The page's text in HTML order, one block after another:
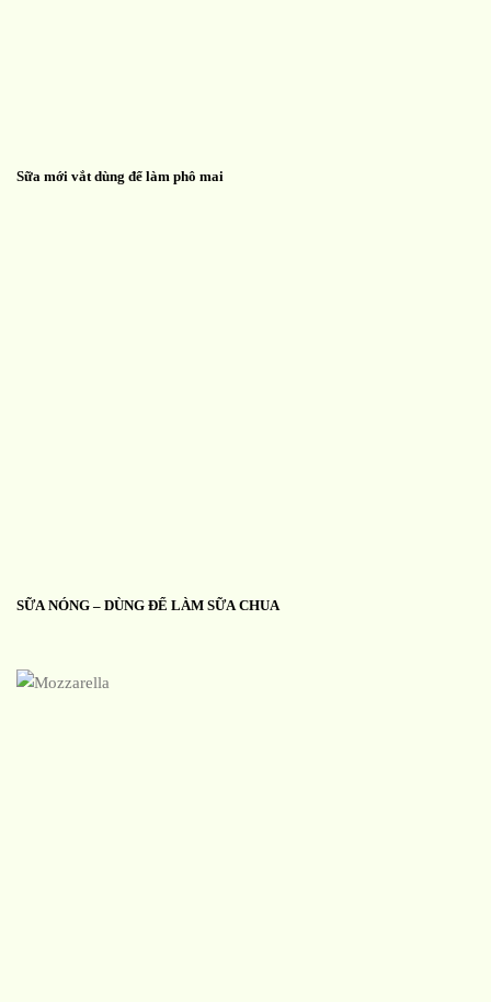
Sữa mới vắt dùng để làm phô mai
SỮA NÓNG – DÙNG ĐỂ LÀM SỮA CHUA